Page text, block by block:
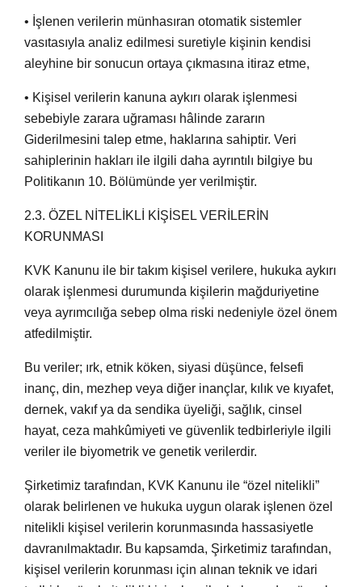
• İşlenen verilerin münhasıran otomatik sistemler
vasıtasıyla analiz edilmesi suretiyle kişinin kendisi
aleyhine bir sonucun ortaya çıkmasına itiraz etme,
• Kişisel verilerin kanuna aykırı olarak işlenmesi
sebebiyle zarara uğraması hâlinde zararın
Giderilmesini talep etme, haklarına sahiptir. Veri
sahiplerinin hakları ile ilgili daha ayrıntılı bilgiye bu
Politikanın 10. Bölümünde yer verilmiştir.
2.3. ÖZEL NİTELİKLİ KİŞİSEL VERİLERİN
KORUNMASI
KVK Kanunu ile bir takım kişisel verilere, hukuka aykırı
olarak işlenmesi durumunda kişilerin mağduriyetine
veya ayrımcılığa sebep olma riski nedeniyle özel önem
atfedilmiştir.
Bu veriler; ırk, etnik köken, siyasi düşünce, felsefi
inanç, din, mezhep veya diğer inançlar, kılık ve kıyafet,
dernek, vakıf ya da sendika üyeliği, sağlık, cinsel
hayat, ceza mahkûmiyeti ve güvenlik tedbirleriyle ilgili
veriler ile biyometrik ve genetik verilerdir.
Şirketimiz tarafından, KVK Kanunu ile “özel nitelikli”
olarak belirlenen ve hukuka uygun olarak işlenen özel
nitelikli kişisel verilerin korunmasında hassasiyetle
davranılmaktadır. Bu kapsamda, Şirketimiz tarafından,
kişisel verilerin korunması için alınan teknik ve idari